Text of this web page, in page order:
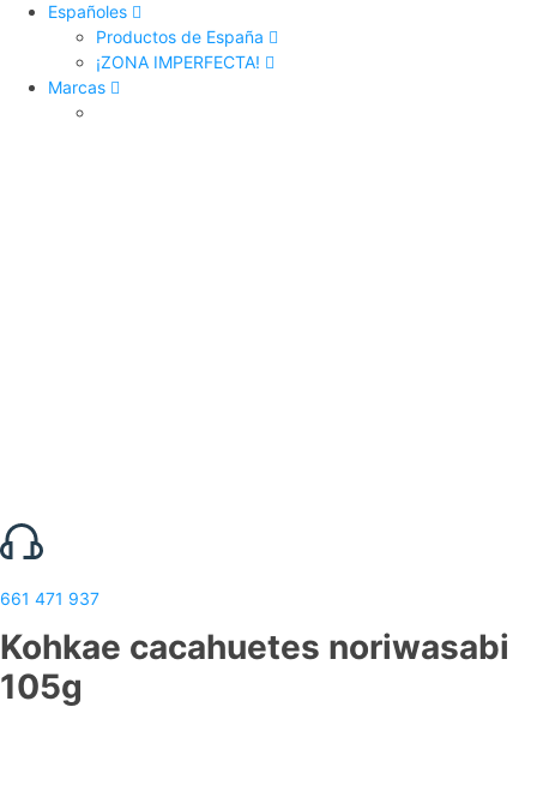
Españoles
Productos de España
¡ZONA IMPERFECTA!
Marcas
661 471 937
Kohkae cacahuetes noriwasabi
105g